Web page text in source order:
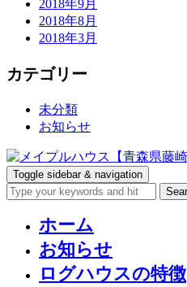
2018年9月
2018年8月
2018年3月
カテゴリー
未分類
お知らせ
Toggle sidebar & navigation
ホーム
お知らせ
ログハウスの特徴